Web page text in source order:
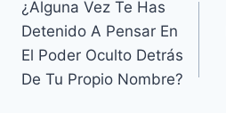
de
entradas
¿Alguna Vez Te Has
Detenido A Pensar En
El Poder Oculto Detrás
De Tu Propio Nombre?